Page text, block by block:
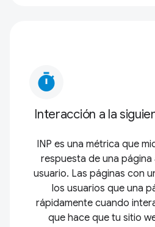
timer
Interacción a la
INP es una métrica que
respuesta de una página
usuario. Las páginas con
los usuarios que una
rápidamente cuando
que hace que tu sitio